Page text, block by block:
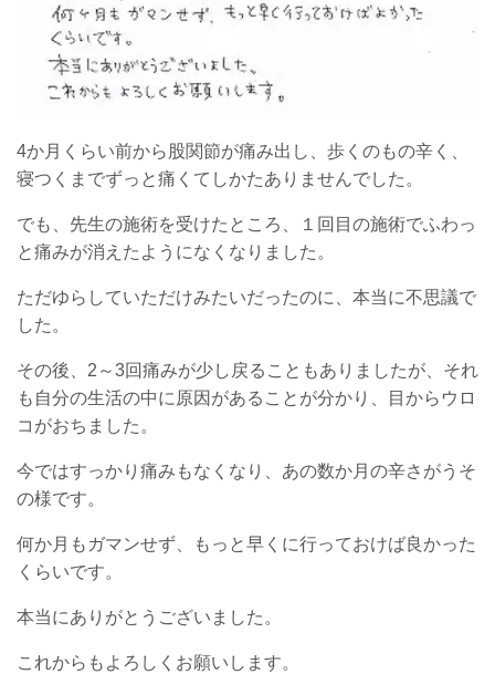
4か月くらい前から股関節が痛み出し、歩くのもの辛く、
寝つくまでずっと痛くてしかたありませんでした。
でも、先生の施術を受けたところ、１回目の施術でふわっ
と痛みが消えたようになくなりました。
ただゆらしていただけみたいだったのに、本当に不思議で
した。
その後、2～3回痛みが少し戻ることもありましたが、それ
も自分の生活の中に原因があることが分かり、目からウロ
コがおちました。
今ではすっかり痛みもなくなり、あの数か月の辛さがうそ
の様です。
何か月もガマンせず、もっと早くに行っておけば良かった
くらいです。
本当にありがとうございました。
これからもよろしくお願いします。